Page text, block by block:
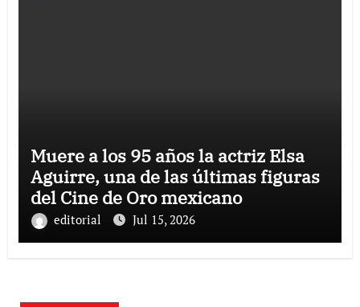
Muere a los 95 años la actriz Elsa
Aguirre, una de las últimas figuras
del Cine de Oro mexicano
editorial Jul 15, 2026